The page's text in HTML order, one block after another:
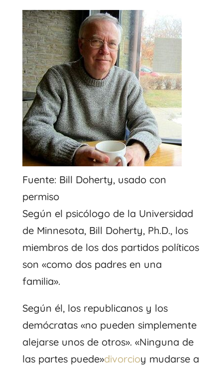
Fuente: Bill Doherty, usado con
permiso
Según el psicólogo de la Universidad
de Minnesota, Bill Doherty, Ph.D., los
miembros de los dos partidos políticos
son «como dos padres en una
familia».
Según él, los republicanos y los
demócratas «no pueden simplemente
alejarse unos de otros». «Ninguna de
las partes puede»divorcioy mudarse a